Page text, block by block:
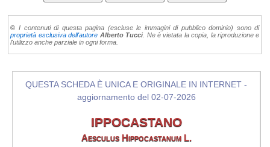
© I contenuti di questa pagina (escluse le immagini di pubblico dominio) sono di
proprietà esclusiva dell'autore Alberto Tucci . Ne è vietata la copia, la riproduzione e
l'utilizzo anche parziale in ogni forma.
QUESTA SCHEDA È UNICA E ORIGINALE IN INTERNET -
aggiornamento del 02-07-2026
IPPOCASTANO
Aesculus Hippocastanum L.